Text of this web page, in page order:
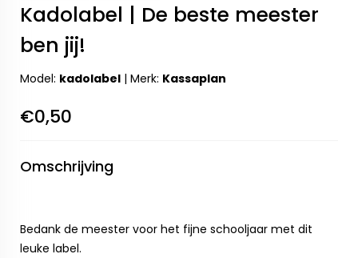
Kadolabel | De beste meester
ben jij!
Model: kadolabel | Merk: Kassaplan
€0,50
Omschrijving
Bedank de meester voor het fijne schooljaar met dit
leuke label.